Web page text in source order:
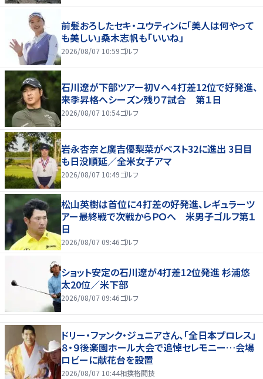
前髪おろしたセキ・ユウティンに「美人は何やって
も美しい」桑木志帆も「いいね」
2026/08/07 10:59ゴルフ
石川遼が下部ツアー初Ｖへ４打差12位で好発進、
来季昇格へシーズン残り７試合 第１日
2026/08/07 10:54ゴルフ
岩永杏奈と廣吉優梨菜がベスト32に進出 3日目
も日没順延／全米女子アマ
2026/08/07 10:49ゴルフ
松山英樹は首位に４打差の好発進、レギュラーツ
アー最終戦で次戦からＰＯへ 米男子ゴルフ第１
日
2026/08/07 09:46ゴルフ
ショット安定の石川遼が4打差12位発進 杉浦悠
太20位／米下部
2026/08/07 09:46ゴルフ
ドリー・ファンク・ジュニアさん、「全日本プロレス」
８・９後楽園ホール大会で追悼セレモニー…会場
ロビーに献花台を設置
2026/08/07 10:44相撲格闘技